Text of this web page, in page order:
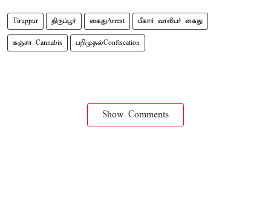
Tiruppur திருப்பூர் கைதுArrest பீகார் வாலிபர் கைது
கஞ்சா Cannabis பறிமுதல்Confiscation
Show Comments